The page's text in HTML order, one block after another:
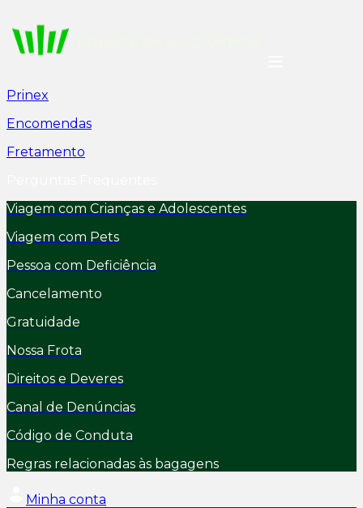
Prinex
Encomendas
Fretamento
Viagem com Crianças e Adolescentes
Viagem com Pets
Pessoa com Deficiência
Cancelamento
Gratuidade
Nossa Frota
Direitos e Deveres
Canal de Denúncias
Código de Conduta
Regras relacionadas às bagagens
Minha conta